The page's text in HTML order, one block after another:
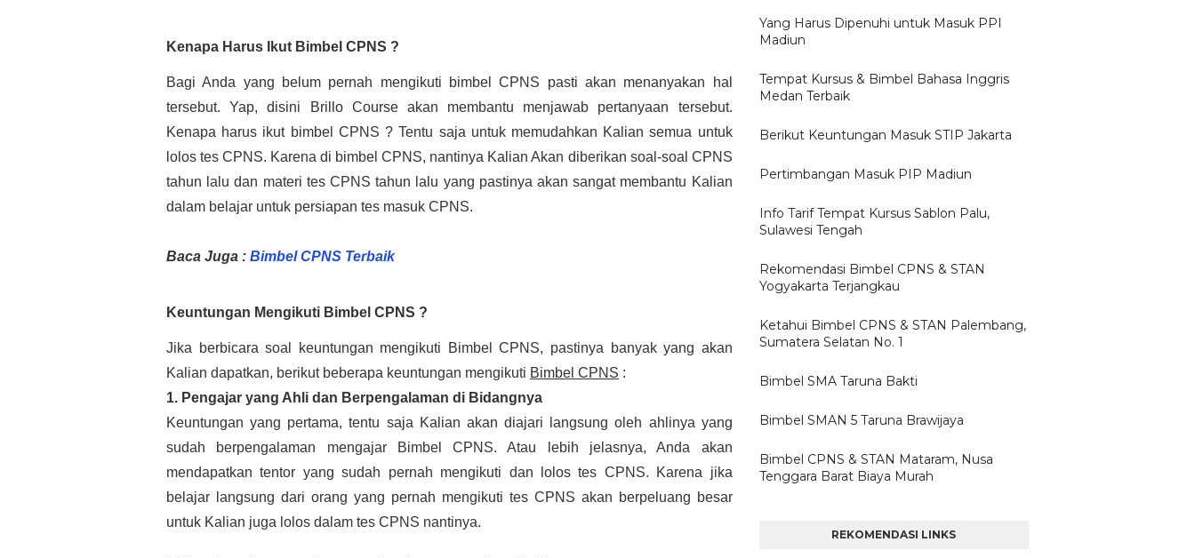
Kenapa Harus Ikut Bimbel CPNS ?
Bagi Anda yang belum pernah mengikuti bimbel CPNS pasti akan menanyakan hal
tersebut. Yap, disini Brillo Course akan membantu menjawab pertanyaan tersebut.
Kenapa harus ikut bimbel CPNS ? Tentu saja untuk memudahkan Kalian semua untuk
lolos tes CPNS. Karena di bimbel CPNS, nantinya Kalian Akan diberikan soal-soal CPNS
tahun lalu dan materi tes CPNS tahun lalu yang pastinya akan sangat membantu Kalian
dalam belajar untuk persiapan tes masuk CPNS.
Baca Juga : Bimbel CPNS Terbaik
Keuntungan Mengikuti Bimbel CPNS ?
Jika berbicara soal keuntungan mengikuti Bimbel CPNS, pastinya banyak yang akan
Kalian dapatkan, berikut beberapa keuntungan mengikuti Bimbel CPNS :
1. Pengajar yang Ahli dan Berpengalaman di Bidangnya
Keuntungan yang pertama, tentu saja Kalian akan diajari langsung oleh ahlinya yang
sudah berpengalaman mengajar Bimbel CPNS. Atau lebih jelasnya, Anda akan
mendapatkan tentor yang sudah pernah mengikuti dan lolos tes CPNS. Karena jika
belajar langsung dari orang yang pernah mengikuti tes CPNS akan berpeluang besar
untuk Kalian juga lolos dalam tes CPNS nantinya.
Yang Harus Dipenuhi untuk Masuk PPI
Madiun
Tempat Kursus & Bimbel Bahasa Inggris
Medan Terbaik
Berikut Keuntungan Masuk STIP Jakarta
Pertimbangan Masuk PIP Madiun
Info Tarif Tempat Kursus Sablon Palu,
Sulawesi Tengah
Rekomendasi Bimbel CPNS & STAN
Yogyakarta Terjangkau
Ketahui Bimbel CPNS & STAN Palembang,
Sumatera Selatan No. 1
Bimbel SMA Taruna Bakti
Bimbel SMAN 5 Taruna Brawijaya
Bimbel CPNS & STAN Mataram, Nusa
Tenggara Barat Biaya Murah
REKOMENDASI LINKS